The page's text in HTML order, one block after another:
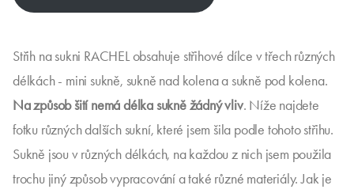
Střih na sukni RACHEL obsahuje střihové dílce v třech různých
délkách - mini sukně, sukně nad kolena a sukně pod kolena.
Na způsob šití nemá délka sukně žádný vliv. Níže najdete
fotku různých dalších sukní, které jsem šila podle tohoto střihu.
Sukně jsou v různých délkách, na každou z nich jsem použila
trochu jiný způsob vypracování a také různé materiály. Jak je